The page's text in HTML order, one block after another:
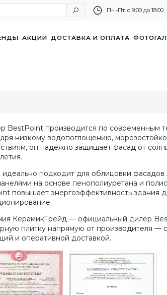
Пн.-Пт. с 9:00 до 18:00
АКЦИИ ДОСТАВКА И ОПЛАТА
BestPoint производится по современным
низкому водопоглощению,
он надежно защищает фасад от
идеально подходит для облицовки
на основе пенополиуретана и
повышает энергоэффективность здания
КерамикТрейд — официальный дилер
плитку напрямую от производителя —
и оперативной доставкой.